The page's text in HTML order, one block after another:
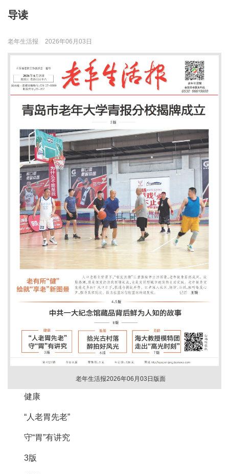
导读
老年生活报 2026年06月03日
老年生活报2026年06月03日版面
健康
​“人老胃先老”
守“胃”有讲究
3版